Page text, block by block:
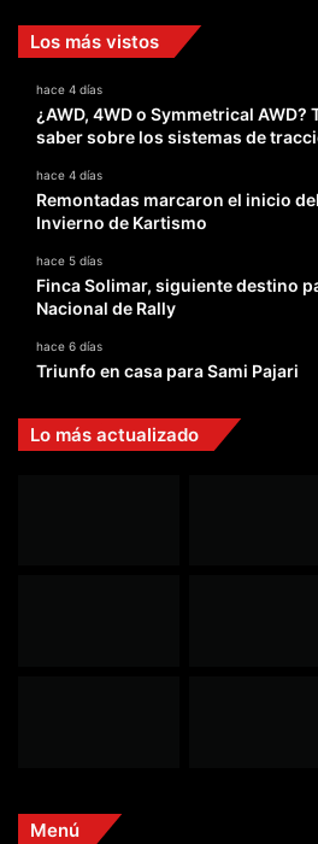
Los más vistos
hace 4 días
¿AWD, 4WD o Symmetrical
saber sobre los sistemas de
hace 4 días
Remontadas marcaron el inicio
Invierno de Kartismo
hace 5 días
Finca Solimar, siguiente destino
Nacional de Rally
hace 6 días
Triunfo en casa para Sami Pajari
Lo más actualizado
Menú